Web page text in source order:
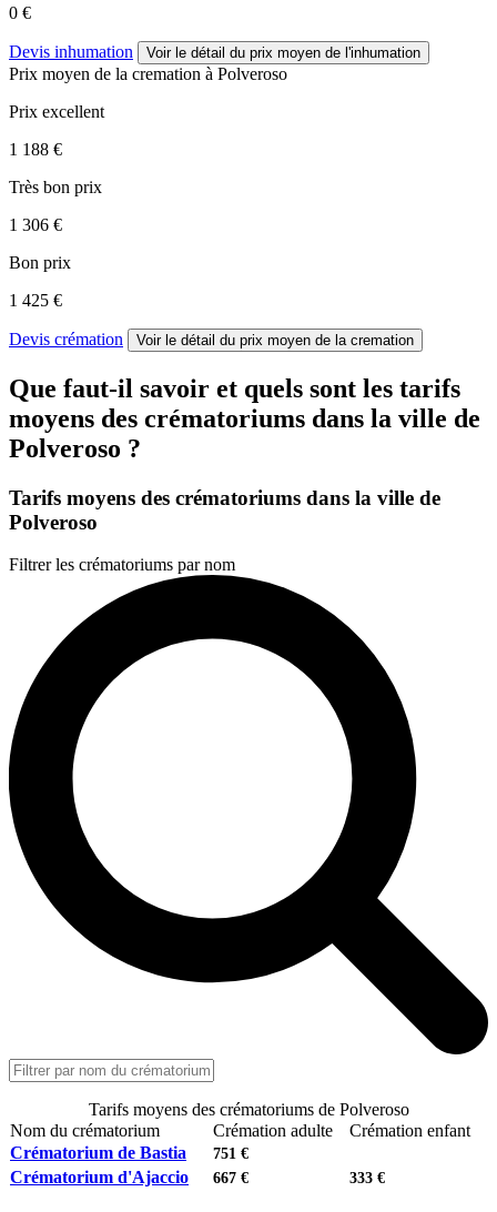
0 €
Devis inhumation Voir le détail du prix moyen de l'inhumation
Prix moyen de la cremation à Polveroso
Prix excellent
1 188 €
Très bon prix
1 306 €
Bon prix
1 425 €
Devis crémation Voir le détail du prix moyen de la cremation
Que faut-il savoir et quels sont les tarifs
moyens des crématoriums dans la ville de
Polveroso ?
Tarifs moyens des crématoriums dans la ville de
Polveroso
Filtrer les crématoriums par nom
Tarifs moyens des crématoriums de Polveroso
Nom du crématorium
Crémation adulte
Crémation enfant
Crématorium de Bastia
751 €
Crématorium d'Ajaccio 667 € 333 €